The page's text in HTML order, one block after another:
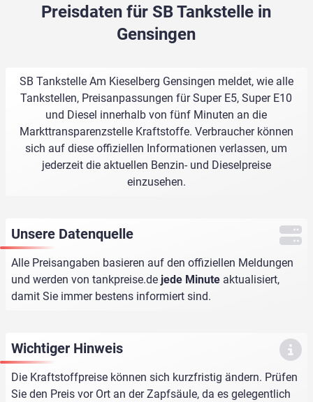
Preisdaten für SB Tankstelle in
Gensingen
SB Tankstelle Am Kieselberg Gensingen meldet, wie alle
Tankstellen, Preisanpassungen für Super E5, Super E10
und Diesel innerhalb von fünf Minuten an die
Markttransparenzstelle Kraftstoffe. Verbraucher können
sich auf diese offiziellen Informationen verlassen, um
jederzeit die aktuellen Benzin- und Dieselpreise
einzusehen.
Unsere Datenquelle
Alle Preisangaben basieren auf den offiziellen Meldungen
und werden von tankpreise.de jede Minute aktualisiert,
damit Sie immer bestens informiert sind.
Wichtiger Hinweis
Die Kraftstoffpreise können sich kurzfristig ändern. Prüfen
Sie den Preis vor Ort an der Zapfsäule, da es gelegentlich